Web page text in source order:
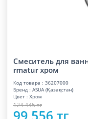
Смеситель для
rmatur хром
Код товара : 36207000
Бренд : ASUA (Қазақстан)
Цвет : Хром
124 445 тг
99 556 тг